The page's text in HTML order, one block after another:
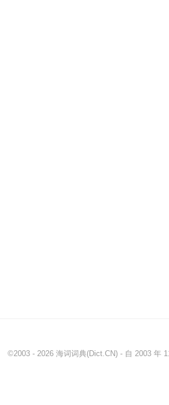
©2003 - 2026 海词词典(Dict.CN) - 自 2003 年